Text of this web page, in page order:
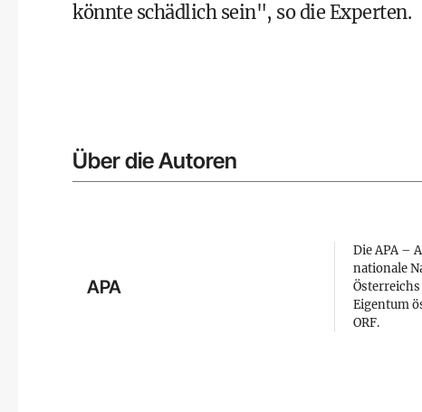
könnte schädlich sein", so die Experten.
Über die Autoren
APA
Die APA –
nationale
Eigentum
ORF.